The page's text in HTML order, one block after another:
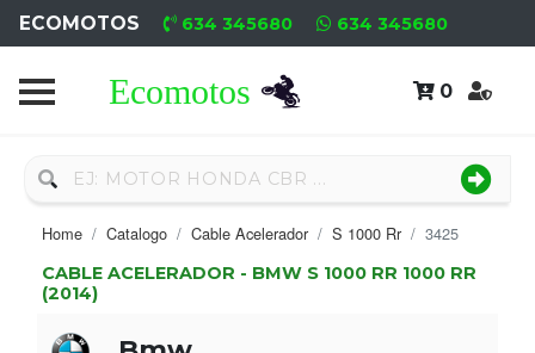
ECOMOTOS 634 345680 634 345680
0
Home
Nuevo
Home Catalogo Cable Acelerador S 1000 Rr 3425
CABLE ACELERADOR - BMW S 1000 RR 1000 RR
(2014)